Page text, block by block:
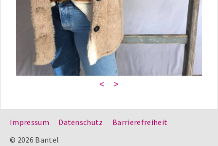
< >
Impressum Datenschutz
Barrierefreiheit
© 2026 Bantel